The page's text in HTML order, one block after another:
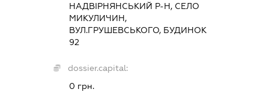
НАДВІРНЯНСЬКИЙ Р-Н, СЕЛО
МИКУЛИЧИН,
ВУЛ.ГРУШЕВСЬКОГО, БУДИНОК
92
dossier.capital:
0 грн.